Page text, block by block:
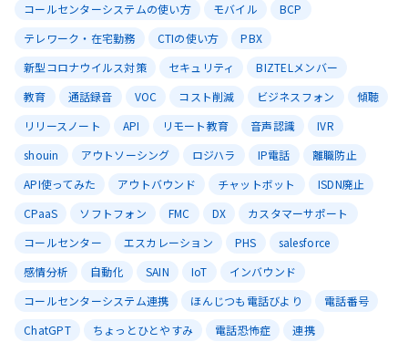
コールセンターシステムの使い方
モバイル
BCP
テレワーク・在宅勤務
CTIの使い方
PBX
新型コロナウイルス対策
セキュリティ
BIZTELメンバー
教育
通話録音 VOC コスト削減 ビジネスフォン
傾聴
リリースノート
API リモート教育 音声認識
IVR
shouin
アウトソーシング ロジハラ IP電話
離職防止
API使ってみた
アウトバウンド チャットボット
ISDN廃止
CPaaS
ソフトフォン FMC DX
カスタマーサポート
コールセンター
エスカレーション PHS
salesforce
感情分析
自動化 SAIN IoT
インバウンド
コールセンターシステム連携
ほんじつも電話びより
電話番号
ChatGPT
ちょっとひとやすみ 電話恐怖症
連携